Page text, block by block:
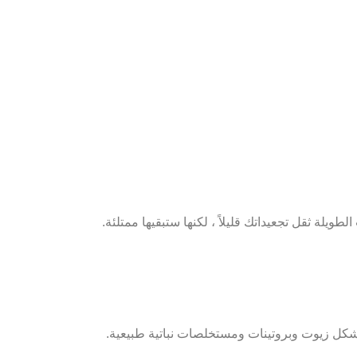
ثقل تجعيداتك قليلاً ، لكنها ستبقيها ممتلئة.
زيوت وبروتينات ومستخلصات نباتية طبيعية.